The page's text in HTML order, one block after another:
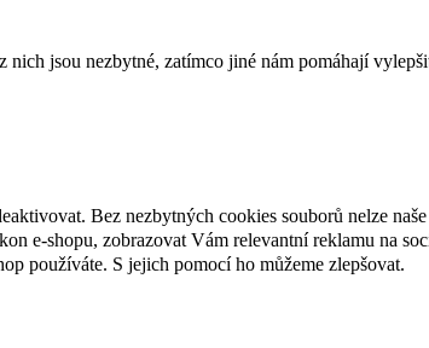
jsou nezbytné, zatímco jiné nám pomáhají
Bez nezbytných cookies souborů nelze
e-shopu, zobrazovat Vám relevantní reklamu na
používáte. S jejich pomocí ho můžeme zlepšovat.